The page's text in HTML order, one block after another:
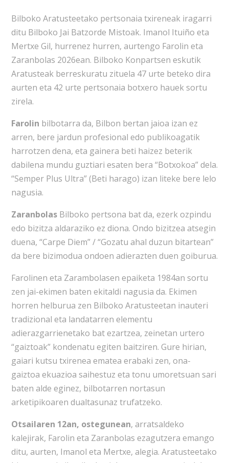
Bilboko Aratusteetako pertsonaia txireneak iragarri
ditu Bilboko Jai Batzorde Mistoak. Imanol Ituiño eta
Mertxe Gil, hurrenez hurren, aurtengo Farolin eta
Zaranbolas 2026ean. Bilboko Konpartsen eskutik
Aratusteak berreskuratu zituela 47 urte beteko dira
aurten eta 42 urte pertsonaia botxero hauek sortu
zirela.
Farolin bilbotarra da, Bilbon bertan jaioa izan ez
arren, bere jardun profesional edo publikoagatik
harrotzen dena, eta gainera beti haizez beterik
dabilena mundu guztiari esaten bera “Botxokoa” dela.
“Semper Plus Ultra” (Beti harago) izan liteke bere lelo
nagusia.
ZaranbolasBilboko pertsona bat da, ezerk ozpindu
edo bizitza aldaraziko ez diona. Ondo bizitzea atsegin
duena, “Carpe Diem” / “Gozatu ahal duzun bitartean”
da bere bizimodua ondoen adierazten duen goiburua.
Farolinen eta Zarambolasen epaiketa 1984an sortu
zen jai-ekimen baten ekitaldi nagusia da. Ekimen
horren helburua zen Bilboko Aratusteetan inauteri
tradizional eta landatarren elementu
adierazgarrienetako bat ezartzea, zeinetan urtero
“gaiztoak” kondenatu egiten baitziren. Gure hirian,
gaiari kutsu txirenea ematea erabaki zen, ona-
gaiztoa ekuazioa saihestuz eta tonu umoretsuan sari
baten alde eginez, bilbotarren nortasun
arketipikoaren dualtasunaz trufatzeko.
Otsailaren 12an, ostegunean, arratsaldeko
kalejirak, Farolin eta Zaranbolas ezagutzera emango
ditu, aurten, Imanol eta Mertxe, alegia. Aratusteetako